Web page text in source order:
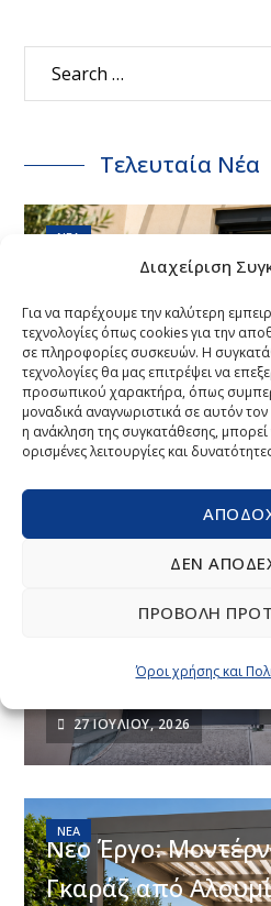
Διαχείριση
Για να παρέχουμε την καλύτερη
τεχνολογίες όπως cookies για την
σε πληροφορίες συσκευών. Η
τεχνολογίες θα μας επιτρέψει να
προσωπικού χαρακτήρα, όπως
μοναδικά αναγνωριστικά σε αυτόν
η ανάκληση της συγκατάθεσης,
ορισμένες λειτουργίες και
ΔΕΝ
ΠΡΟΒΟΛΉ
Όροι χρήσης και
Τελευταία Νέα
Φλώρινας:
CospiBio &
3 ΑΥΓΟΎΣΤΟΥ, 2026
ΝΈΑ
CospiSun Κάλυψη
27 ΙΟΥΛΊΟΥ, 2026
Νέο Έργο:
Γκαράζ από
ΝΈΑ